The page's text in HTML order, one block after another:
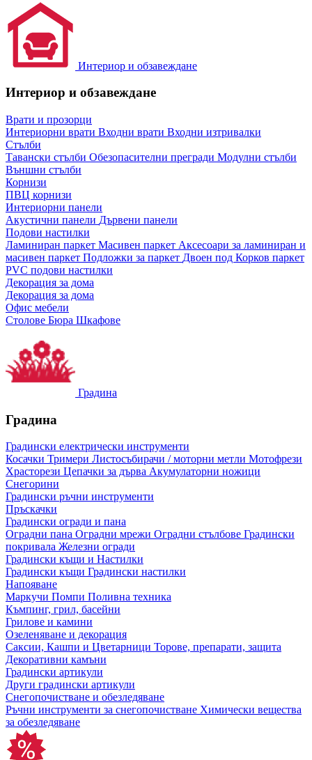
Интериор и обзавеждане
Интериор и обзавеждане
Врати и прозорци
Интериорни врати Входни врати Входни изтривалки
Стълби
Тавански стълби Обезопасителни прегради Модулни стълби
Външни стълби
Корнизи
ПВЦ корнизи
Интериорни панели
Акустични панели Дървени панели
Подови настилки
Ламиниран паркет Масивен паркет Аксесоари за ламиниран и
масивен паркет Подложки за паркет Двоен под Корков паркет
PVC подови настилки
Декорация за дома
Декорация за дома
Офис мебели
Столове Бюра Шкафове
Градина
Градина
Градински електрически инструменти
Косачки Тримери Листосъбирачи / моторни метли Мотофрези
Храсторези Цепачки за дърва Акумулаторни ножици
Снегорини
Градински ръчни инструменти
Пръскачки
Градински огради и пана
Оградни пана Оградни мрежи Оградни стълбове Градински
покривала Железни огради
Градински къщи и Настилки
Градински къщи Градински настилки
Напояване
Маркучи Помпи Поливна техника
Къмпинг, грил, басейни
Грилове и камини
Озеленяване и декорация
Саксии, Кашпи и Цветарници Торове, препарати, защита
Декоративни камъни
Градински артикули
Други градински артикули
Снегопочистване и обезледяване
Ръчни инструменти за снегопочистване Химически вещества
за обезледяване